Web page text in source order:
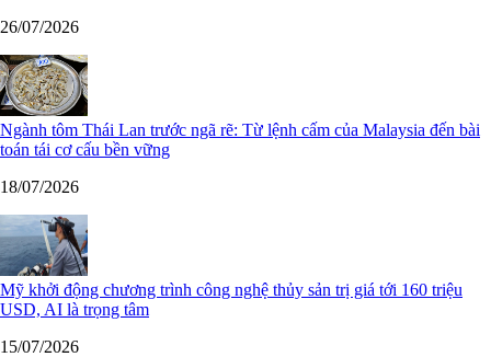
26/07/2026
Ngành tôm Thái Lan trước ngã rẽ: Từ lệnh cấm của Malaysia đến bài
toán tái cơ cấu bền vững
18/07/2026
Mỹ khởi động chương trình công nghệ thủy sản trị giá tới 160 triệu
USD, AI là trọng tâm
15/07/2026